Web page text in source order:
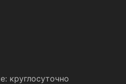
круглосуточно